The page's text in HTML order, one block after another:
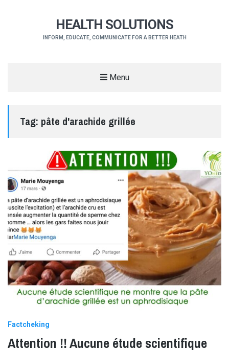
HEALTH SOLUTIONS
INFORM, EDUCATE, COMMUNICATE FOR A BETTER HEATH
Menu
Tag: pâte d'arachide grillée
Factcheking
Attention !! Aucune étude scientifique